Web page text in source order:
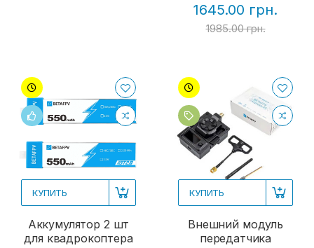
1645.00 грн.
1985.00 грн.
КУПИТЬ
Аккумулятор 2 шт
для квадрокоптера
КУПИТЬ
Внешний модуль
передатчика